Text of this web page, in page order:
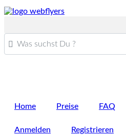
Was suchst Du ?
Home Preise FAQ
Anmelden Registrieren